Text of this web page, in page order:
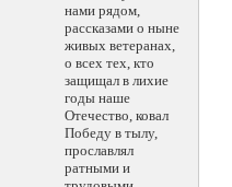
нами рядом,
рассказами о ныне
живых ветеранах,
о всех тех, кто
защищал в лихие
годы наше
Отечество, ковал
Победу в тылу,
прославлял
ратными и